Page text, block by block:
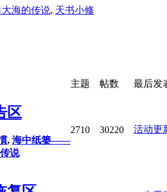
海的传说, 天书小修
主题 帖数 最后发
区
, 海中纸篓——
说
2710 30220 活动更